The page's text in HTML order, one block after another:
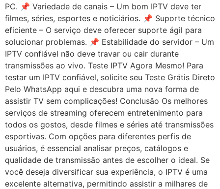
PC. 📌 Variedade de canais – Um bom IPTV deve ter
filmes, séries, esportes e noticiários. 📌 Suporte técnico
eficiente – O serviço deve oferecer suporte ágil para
solucionar problemas. 📌 Estabilidade do servidor – Um
IPTV confiável não deve travar ou cair durante
transmissões ao vivo. Teste IPTV Agora Mesmo! Para
testar um IPTV confiável, solicite seu Teste Grátis Direto
Pelo WhatsApp aqui e descubra uma nova forma de
assistir TV sem complicações! Conclusão Os melhores
serviços de streaming oferecem entretenimento para
todos os gostos, desde filmes e séries até transmissões
esportivas. Com opções para diferentes perfis de
usuários, é essencial analisar preços, catálogos e
qualidade de transmissão antes de escolher o ideal. Se
você deseja diversificar sua experiência, o IPTV é uma
excelente alternativa, permitindo assistir a milhares de